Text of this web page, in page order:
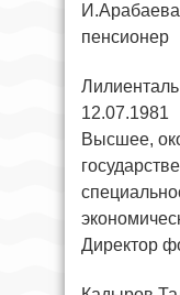
пенсионер
12.07.1981
Высшее,
Директор